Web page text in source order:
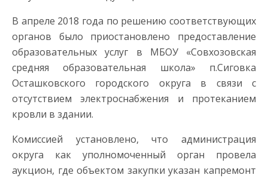
В апреле 2018 года по решению соответствующих
органов было приостановлено предоставление
образовательных услуг в МБОУ «Совхозовская
средняя образовательная школа» п.Сиговка
Осташковского городского округа в связи с
отсутствием электроснабжения и протеканием
кровли в здании.
Комиссией установлено, что администрация
округа как уполномоченный орган провела
аукцион, где объектом закупки указан капремонт